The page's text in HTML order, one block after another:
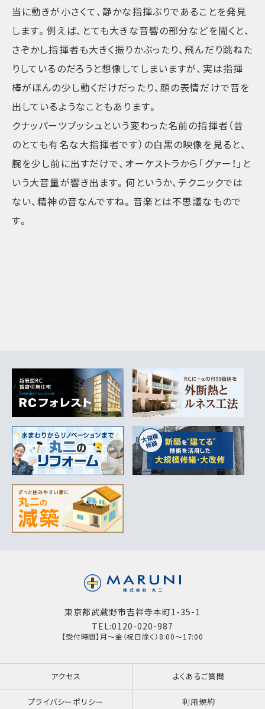
当に動きが小さくて、静かな指揮ぶりであることを発見
します。例えば、とても大きな音響の部分などを聞くと、
さぞかし指揮者も大きく振りかぶったり、飛んだり跳ねた
りしているのだろうと想像してしまいますが、実は指揮
棒がほんの少し動くだけだったり、顔の表情だけで音を
出しているようなこともあります。
クナッパーツブッシュという変わった名前の指揮者（昔
のとても有名な大指揮者です）の白黒の映像を見ると、
腕を少し前に出すだけで、オーケストラから「グァー！」と
いう大音量が響き出ます。何というか、テクニックでは
ない、精神の音なんですね。音楽とは不思議なもので
す。
東京都武蔵野市吉祥寺本町1-35-1
TEL:0120-020-987
【受付時間】月～金（祝日除く）8:00～17:00
アクセス よくあるご質問
プライバシーポリシー 利用規約